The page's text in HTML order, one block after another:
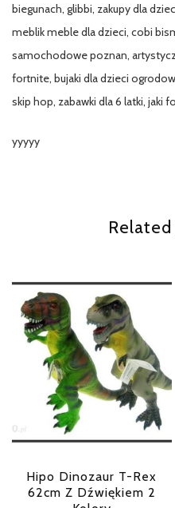
biegunach, glibbi, zakupy dla
meblik meble dla dzieci, cobi
samochodowe poznan,
fortnite, bujaki dla dzieci
skip hop, zabawki dla 6 latki, jaki
yyyyy
Hipo Dinozaur T-Rex
62cm Z Dźwiękiem 2